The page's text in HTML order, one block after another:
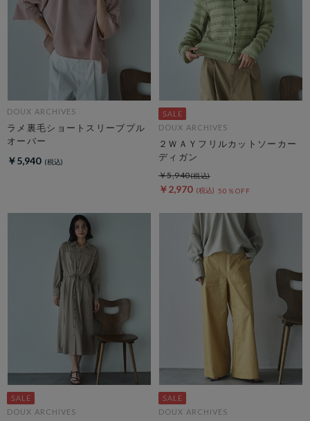
DOUX ARCHIVES
ラメ裏毛ショートスリーブプル
オーバー
￥5,940
DOUX ARCHIVES
２ＷＡＹフリルカットソーカー
ディガン
￥2,970 50％OFF
￥5,940
DOUX ARCHIVES DOUX ARCHIVES